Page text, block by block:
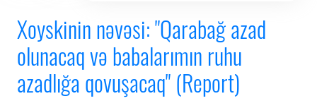
Xoyskinin nəvəsi: "Qarabağ azad
olunacaq və babalarımın ruhu
azadlığa qovuşacaq" (Report)